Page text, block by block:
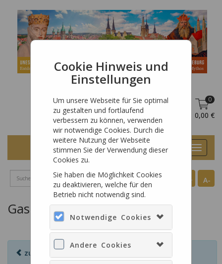
Cookie Hinweis und
Einstellungen
Um unsere Webseite für Sie optimal
zu gestalten und fortlaufend
verbessern zu können, verwenden
wir notwendige Cookies. Durch die
weitere Nutzung der Webseite
stimmen Sie der Verwendung dieser
Cookies zu.
Sie haben die Möglichkeit Cookies
zu deaktivieren, welche für den
Betrieb nicht notwendig sind.
Notwendige Cookies
Andere Cookies
DE Anmelden
0
0,00 €
Toggle
A-
A+
Gast Zugang
zurück zur Anmeldung